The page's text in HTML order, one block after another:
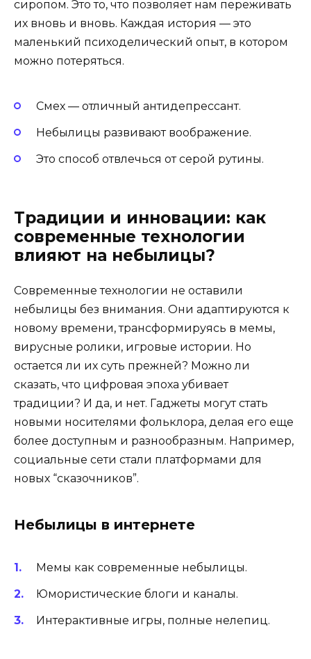
сиропом. Это то, что позволяет нам переживать
их вновь и вновь. Каждая история — это
маленький психоделический опыт, в котором
можно потеряться.
Смех — отличный антидепрессант.
Небылицы развивают воображение.
Это способ отвлечься от серой рутины.
Традиции и инновации: как
современные технологии
влияют на небылицы?
Современные технологии не оставили
небылицы без внимания. Они адаптируются к
новому времени, трансформируясь в мемы,
вирусные ролики, игровые истории. Но
остается ли их суть прежней? Можно ли
сказать, что цифровая эпоха убивает
традиции? И да, и нет. Гаджеты могут стать
новыми носителями фольклора, делая его еще
более доступным и разнообразным. Например,
социальные сети стали платформами для
новых “сказочников”.
Небылицы в интернете
Мемы как современные небылицы.
Юмористические блоги и каналы.
Интерактивные игры, полные нелепиц.